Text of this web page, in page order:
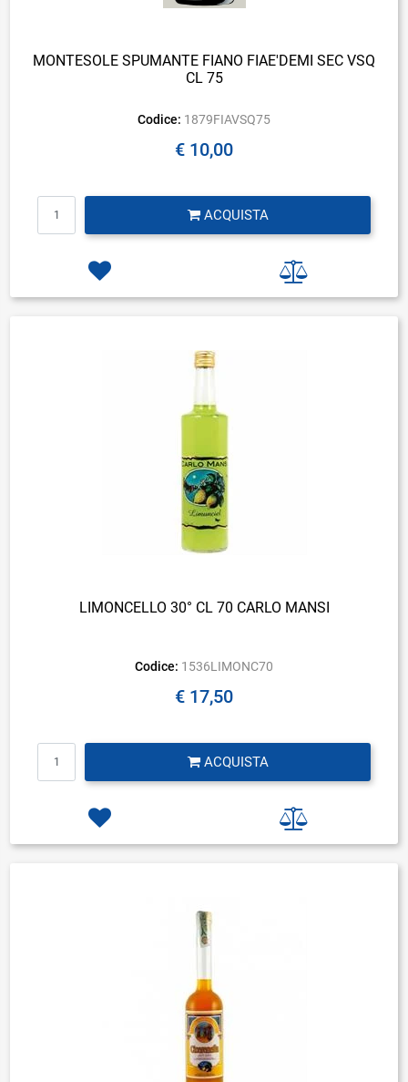
MONTESOLE SPUMANTE FIANO FIAE'DEMI SEC VSQ
CL 75
Codice: 1879FIAVSQ75
€ 10,00
ACQUISTA
LIMONCELLO 30° CL 70 CARLO MANSI
Codice: 1536LIMONC70
€ 17,50
ACQUISTA